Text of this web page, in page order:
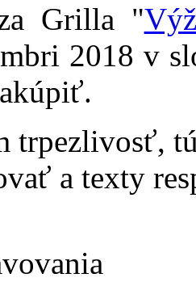
Grilla "
2018 v
trpezlivosť,
a texty